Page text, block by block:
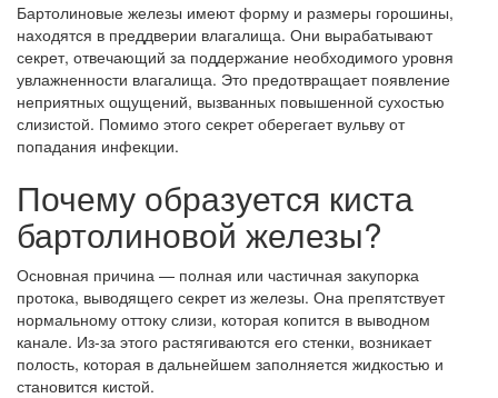
Бартолиновые железы имеют форму и размеры горошины,
находятся в преддверии влагалища. Они вырабатывают
секрет, отвечающий за поддержание необходимого уровня
увлажненности влагалища. Это предотвращает появление
неприятных ощущений, вызванных повышенной сухостью
слизистой. Помимо этого секрет оберегает вульву от
попадания инфекции.
Почему образуется киста
бартолиновой железы?
Основная причина — полная или частичная закупорка
протока, выводящего секрет из железы. Она препятствует
нормальному оттоку слизи, которая копится в выводном
канале. Из-за этого растягиваются его стенки, возникает
полость, которая в дальнейшем заполняется жидкостью и
становится кистой.